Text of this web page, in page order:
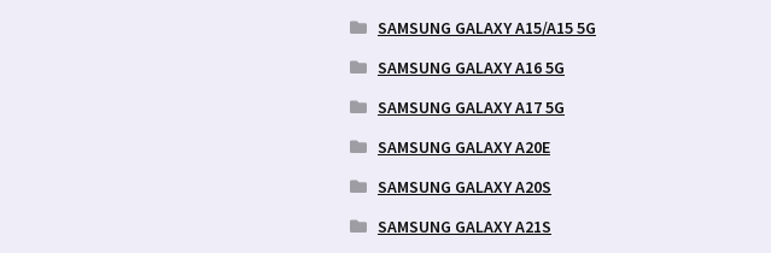
SAMSUNG GALAXY A15/A15 5G
SAMSUNG GALAXY A16 5G
SAMSUNG GALAXY A17 5G
SAMSUNG GALAXY A20E
SAMSUNG GALAXY A20S
SAMSUNG GALAXY A21S